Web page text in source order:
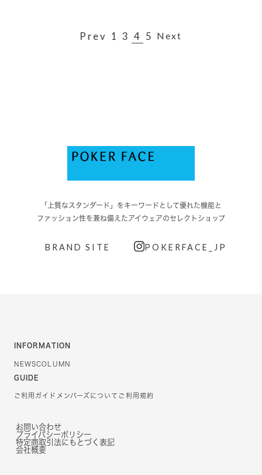
Prev 1 3 4 5 Next
「上質なスタンダード」をキーワードとして優れた機能と
ファッション性を兼ね備えたアイウェアのセレクトショップ
BRAND SITE POKERFACE_JP
INFORMATION
NEWSCOLUMN
GUIDE
ご利用ガイド メンバーズについて ご利用規約
お問い合わせ
プライバシーポリシー
特定商取引法にもとづく表記
会社概要